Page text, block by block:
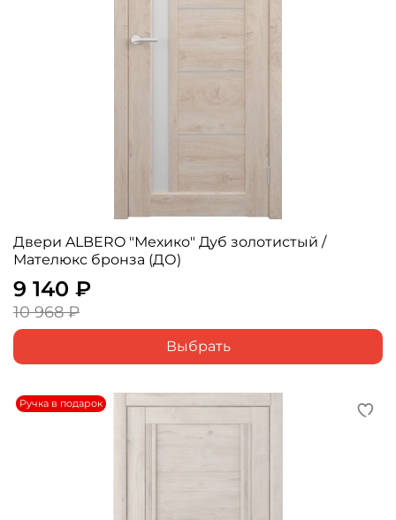
Двери ALBERO "Мехико" Дуб золотистый /
Мателюкс бронза (ДО)
9 140 ₽
10 968 ₽
Выбрать
Ручка в подарок